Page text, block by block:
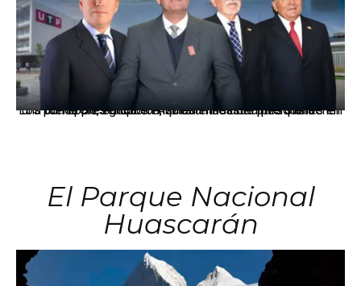
Los principales grupos empresariales del país mantienen una fuerte presencia en Áncash mediante inversiones en comercio, educación, salud e industria pesquera.
El Parque Nacional
Huascarán